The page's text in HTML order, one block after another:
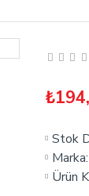
Stok
Marka:
Ürün